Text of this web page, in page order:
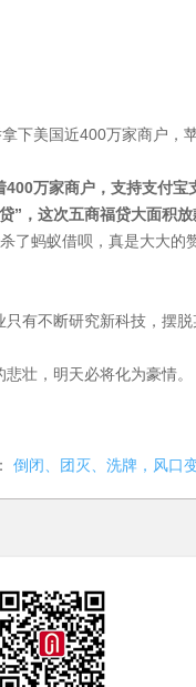
下美国近400万家商户，
万家商户，支持支付宝
”，这次五商福贷大面积
蚂蚁借呗，真是大大的
有不断研究新科技，摆
壮，明天必将化为豪情。
倒闭、团灭、洗牌，风口变